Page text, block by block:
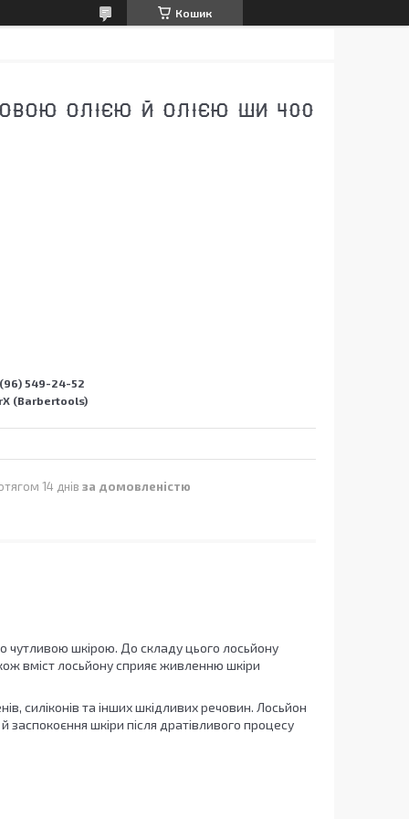
Кошик
ОЛІЄЮ Й ОЛІЄЮ ШИ 400
549-24-52
(Barbertools)
14 днів за домовленістю
чутливою шкірою. До складу цього лосьйону
вміст лосьйону сприяє живленню шкіри
силіконів та інших шкідливих речовин. Лосьйон
шкіри після дратівливого процесу